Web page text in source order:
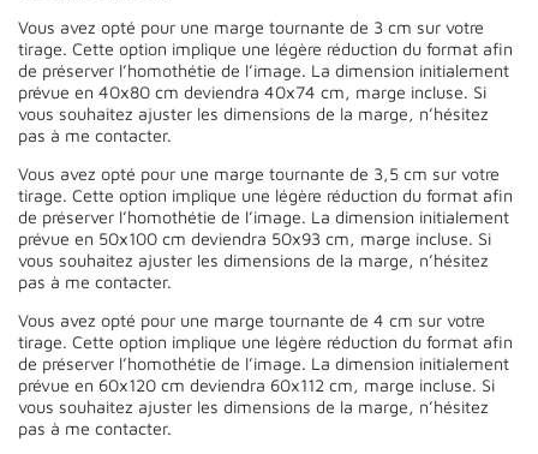
Vous avez opté pour une marge tournante de 3 cm sur votre
tirage. Cette option implique une légère réduction du format afin
de préserver l’homothétie de l’image. La dimension initialement
prévue en 40x80 cm deviendra 40x74 cm, marge incluse. Si
vous souhaitez ajuster les dimensions de la marge, n’hésitez
pas à me contacter.
Vous avez opté pour une marge tournante de 3,5 cm sur votre
tirage. Cette option implique une légère réduction du format afin
de préserver l’homothétie de l’image. La dimension initialement
prévue en 50x100 cm deviendra 50x93 cm, marge incluse. Si
vous souhaitez ajuster les dimensions de la marge, n’hésitez
pas à me contacter.
Vous avez opté pour une marge tournante de 4 cm sur votre
tirage. Cette option implique une légère réduction du format afin
de préserver l’homothétie de l’image. La dimension initialement
prévue en 60x120 cm deviendra 60x112 cm, marge incluse. Si
vous souhaitez ajuster les dimensions de la marge, n’hésitez
pas à me contacter.